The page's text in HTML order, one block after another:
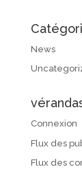
News
Connexion
Flux des
Flux des